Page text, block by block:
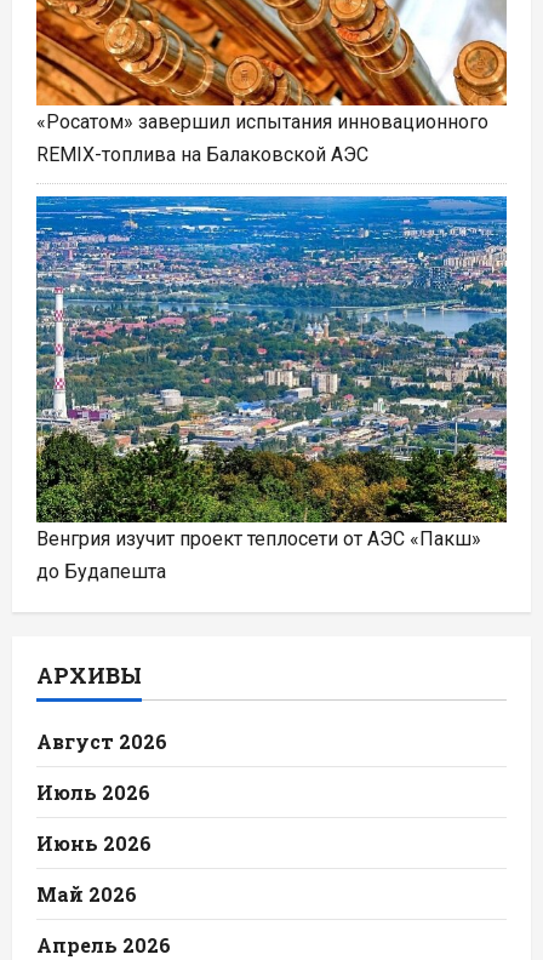
«Росатом» завершил испытания инновационного
REMIX-топлива на Балаковской АЭС
Венгрия изучит проект теплосети от АЭС «Пакш»
до Будапешта
АРХИВЫ
Август 2026
Июль 2026
Июнь 2026
Май 2026
Апрель 2026